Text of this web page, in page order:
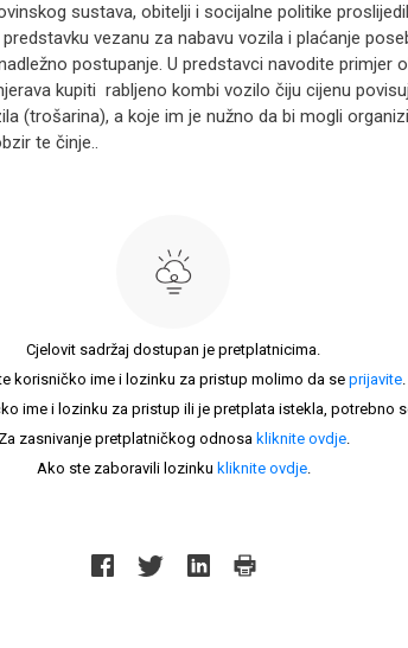
sustava, obitelji i socijalne politike
vezanu za nabavu vozila i plaćanje
postupanje. U predstavci navodite primjer
kupiti rabljeno kombi vozilo čiju cijenu
(trošarina), a koje im je nužno da bi mogli
te činje..
Cjelovit sadržaj dostupan je pretplatnicima.
korisničko ime i lozinku za pristup molimo da se prijavite.
ime i lozinku za pristup ili je pretplata istekla, potrebno
Za zasnivanje pretplatničkog odnosa kliknite ovdje.
Ako ste zaboravili lozinku kliknite ovdje.